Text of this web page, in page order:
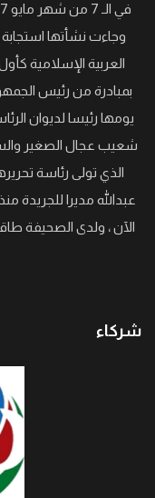
وجاءت نشأتها استجابة
العربية الإسلامية
بمبادرة من رئيس
يومها رئيسا لديوان
شعيب عجال الصغير
الآن ، ولدى الصحيفة
شركاء